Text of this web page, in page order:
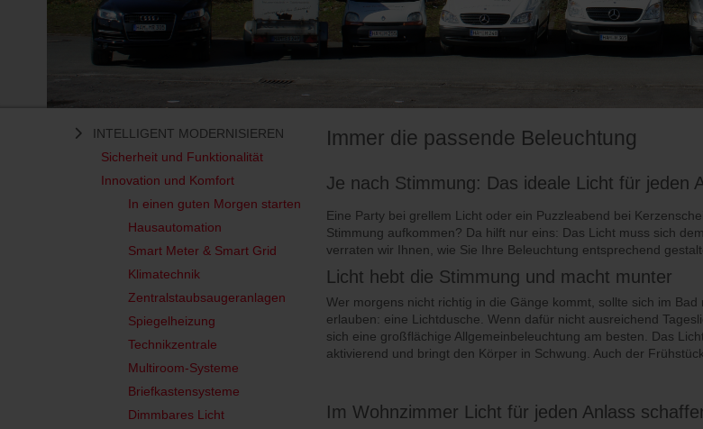
INTELLIGENT MODERNISIEREN
Sicherheit und Funktionalität
Innovation und Komfort
In einen guten Morgen starten
Hausautomation
Smart Meter & Smart Grid
Klimatechnik
Zentralstaubsaugeranlagen
Spiegelheizung
Technikzentrale
Multiroom-Systeme
Briefkastensysteme
Dimmbares Licht
Immer die passende Beleuchtung
Je nach Stimmung: Das ideale Licht für jeden
Eine Party bei grellem Licht oder ein Puzzleabend bei
Stimmung aufkommen? Da hilft nur eins: Das Licht muss sich
verraten wir Ihnen, wie Sie Ihre Beleuchtung entsprechend
Licht hebt die Stimmung und macht munter
Wer morgens nicht richtig in die Gänge kommt, sollte sich im Bad
erlauben: eine Lichtdusche. Wenn dafür nicht ausreichend
sich eine großflächige Allgemeinbeleuchtung am besten. Das
aktivierend und bringt den Körper in Schwung. Auch der
Im Wohnzimmer Licht für jeden Anlass